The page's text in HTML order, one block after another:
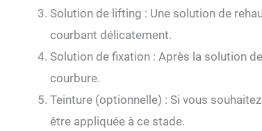
Solution de lifting : Une solution de
courbant délicatement.
Solution de fixation : Après la solution
courbure.
Teinture (optionnelle) : Si vous
être appliquée à ce stade.